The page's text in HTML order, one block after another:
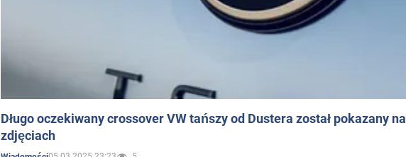
Długo oczekiwany crossover VW tańszy od Dustera został pokazany na
zdjęciach